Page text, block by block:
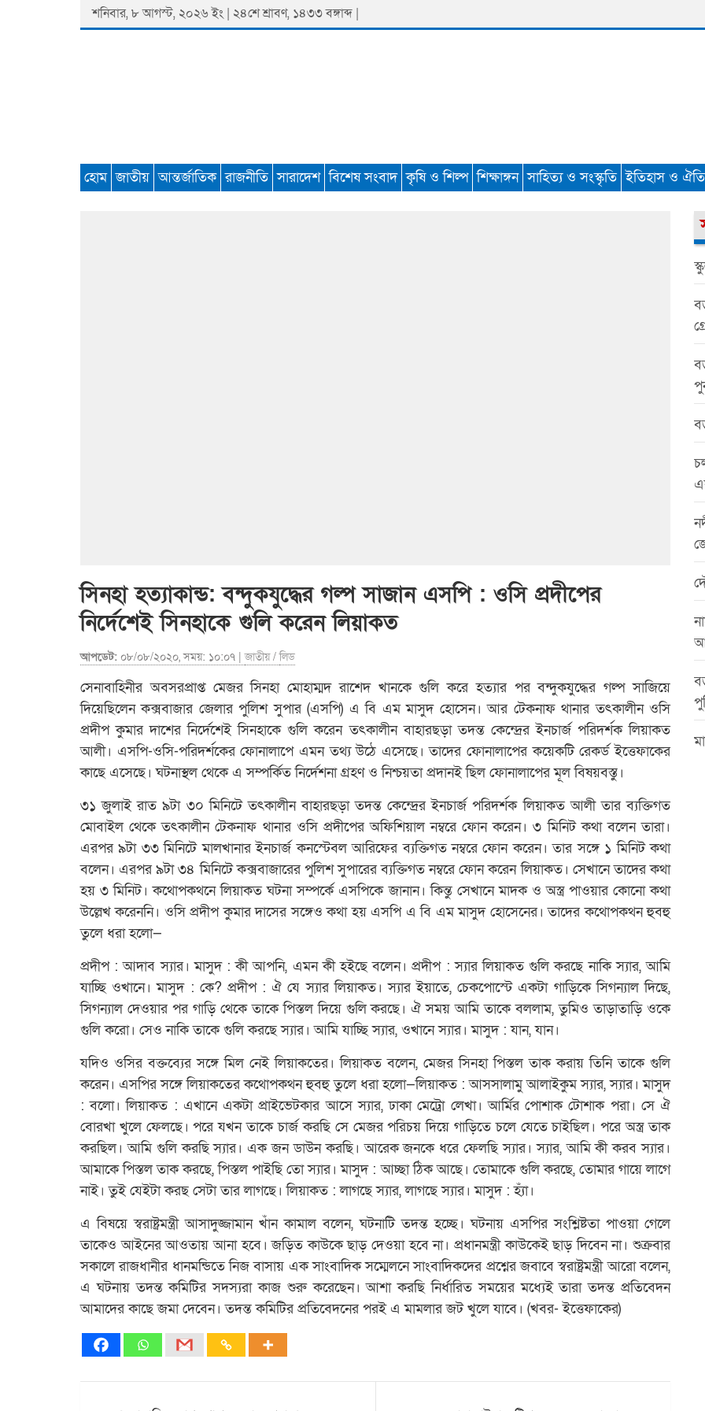
শনিবার, ৮ আগস্ট, ২০২৬ ইং | ২৪শে শ্রাবণ, ১৪৩৩ বঙ্গাব্দ |
Padmaprobaha
হোম জাতীয় আন্তর্জাতিক রাজনীতি সারাদেশ বিশেষ সংবাদ কৃষি ও শিল্প শিক্ষাঙ্গন সাহিত্য ও সংস্কৃতি ইতিহাস ও
সিনহা হত্যাকান্ড: বন্দুকযুদ্ধের গল্প সাজান এসপি : ওসি প্রদীপের
নির্দেশেই সিনহাকে গুলি করেন লিয়াকত
আপডেট: ০৮/০৮/২০২০, সময়: ১০:০৭ |জাতীয়/লিড
সেনাবাহিনীর অবসরপ্রাপ্ত মেজর সিনহা মোহাম্মদ রাশেদ খানকে গুলি করে হত্যার পর বন্দুকযুদ্ধের গল্প সাজিয়ে
দিয়েছিলেন কক্সবাজার জেলার পুলিশ সুপার (এসপি) এ বি এম মাসুদ হোসেন। আর টেকনাফ থানার তৎকালীন ওসি
প্রদীপ কুমার দাশের নির্দেশেই সিনহাকে গুলি করেন তৎকালীন বাহারছড়া তদন্ত কেন্দ্রের ইনচার্জ পরিদর্শক লিয়াকত
আলী। এসপি-ওসি-পরিদর্শকের ফোনালাপে এমন তথ্য উঠে এসেছে। তাদের ফোনালাপের কয়েকটি রেকর্ড ইত্তেফাকের
কাছে এসেছে। ঘটনাস্থল থেকে এ সম্পর্কিত নির্দেশনা গ্রহণ ও নিশ্চয়তা প্রদানই ছিল ফোনালাপের মূল বিষয়বস্তু।
৩১ জুলাই রাত ৯টা ৩০ মিনিটে তৎকালীন বাহারছড়া তদন্ত কেন্দ্রের ইনচার্জ পরিদর্শক লিয়াকত আলী তার ব্যক্তিগত
মোবাইল থেকে তৎকালীন টেকনাফ থানার ওসি প্রদীপের অফিশিয়াল নম্বরে ফোন করেন। ৩ মিনিট কথা বলেন তারা।
এরপর ৯টা ৩৩ মিনিটে মালখানার ইনচার্জ কনস্টেবল আরিফের ব্যক্তিগত নম্বরে ফোন করেন। তার সঙ্গে ১ মিনিট কথা
বলেন। এরপর ৯টা ৩৪ মিনিটে কক্সবাজারের পুলিশ সুপারের ব্যক্তিগত নম্বরে ফোন করেন লিয়াকত। সেখানে তাদের কথা
হয় ৩ মিনিট। কথোপকথনে লিয়াকত ঘটনা সম্পর্কে এসপিকে জানান। কিন্তু সেখানে মাদক ও অস্ত্র পাওয়ার কোনো কথা
উল্লেখ করেননি। ওসি প্রদীপ কুমার দাসের সঙ্গেও কথা হয় এসপি এ বি এম মাসুদ হোসেনের। তাদের কথোপকথন হুবহু
তুলে ধরা হলো—
প্রদীপ : আদাব স্যার। মাসুদ : কী আপনি, এমন কী হইছে বলেন। প্রদীপ : স্যার লিয়াকত গুলি করছে নাকি স্যার, আমি
যাচ্ছি ওখানে। মাসুদ : কে? প্রদীপ : ঐ যে স্যার লিয়াকত। স্যার ইয়াতে, চেকপোস্টে একটা গাড়িকে সিগন্যাল দিছে,
সিগন্যাল দেওয়ার পর গাড়ি থেকে তাকে পিস্তল দিয়ে গুলি করছে। ঐ সময় আমি তাকে বললাম, তুমিও তাড়াতাড়ি ওকে
গুলি করো। সেও নাকি তাকে গুলি করছে স্যার। আমি যাচ্ছি স্যার, ওখানে স্যার। মাসুদ : যান, যান।
যদিও ওসির বক্তব্যের সঙ্গে মিল নেই লিয়াকতের। লিয়াকত বলেন, মেজর সিনহা পিস্তল তাক করায় তিনি তাকে গুলি
করেন। এসপির সঙ্গে লিয়াকতের কথোপকথন হুবহু তুলে ধরা হলো—লিয়াকত : আসসালামু আলাইকুম স্যার, স্যার। মাসুদ
: বলো। লিয়াকত : এখানে একটা প্রাইভেটকার আসে স্যার, ঢাকা মেট্রো লেখা। আর্মির পোশাক টোশাক পরা। সে ঐ
বোরখা খুলে ফেলছে। পরে যখন তাকে চার্জ করছি সে মেজর পরিচয় দিয়ে গাড়িতে চলে যেতে চাইছিল। পরে অস্ত্র তাক
করছিল। আমি গুলি করছি স্যার। এক জন ডাউন করছি। আরেক জনকে ধরে ফেলছি স্যার। স্যার, আমি কী করব স্যার।
আমাকে পিস্তল তাক করছে, পিস্তল পাইছি তো স্যার। মাসুদ : আচ্ছা ঠিক আছে। তোমাকে গুলি করছে, তোমার গায়ে লাগে
নাই। তুই যেইটা করছ সেটা তার লাগছে। লিয়াকত : লাগছে স্যার, লাগছে স্যার। মাসুদ : হ্যাঁ।
এ বিষয়ে স্বরাষ্ট্রমন্ত্রী আসাদুজ্জামান খাঁন কামাল বলেন, ঘটনাটি তদন্ত হচ্ছে। ঘটনায় এসপির সংশ্লিষ্টতা পাওয়া গেলে
তাকেও আইনের আওতায় আনা হবে। জড়িত কাউকে ছাড় দেওয়া হবে না। প্রধানমন্ত্রী কাউকেই ছাড় দিবেন না। শুক্রবার
সকালে রাজধানীর ধানমন্ডিতে নিজ বাসায় এক সাংবাদিক সম্মেলনে সাংবাদিকদের প্রশ্নের জবাবে স্বরাষ্ট্রমন্ত্রী আরো বলেন,
এ ঘটনায় তদন্ত কমিটির সদস্যরা কাজ শুরু করেছেন। আশা করছি নির্ধারিত সময়ের মধ্যেই তারা তদন্ত প্রতিবেদন
আমাদের কাছে জমা দেবেন। তদন্ত কমিটির প্রতিবেদনের পরই এ মামলার জট খুলে যাবে। (খবর- ইত্তেফাকের)